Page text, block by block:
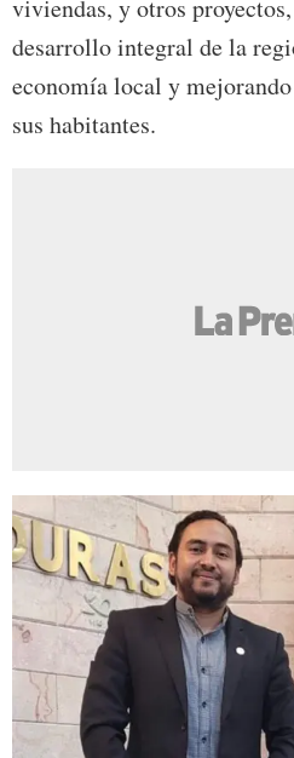
viviendas, y otros
desarrollo integral de la
economía local y
sus habitantes.